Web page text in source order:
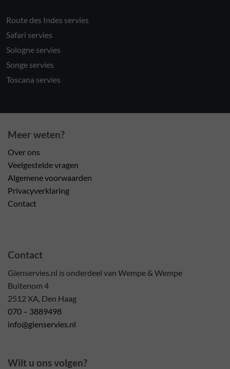
Route des Indes servies
Safari servies
Sologne servies
Songe servies
Toscana servies
Meer weten?
Over ons
Veelgestelde vragen
Algemene voorwaarden
Privacyverklaring
Contact
Contact
Gienservies.nl is onderdeel van Wempe & Wempe
Buitenom 4
2512 XA, Den Haag
070 – 3889498
info@gienservies.nl
Wilt u ons volgen?